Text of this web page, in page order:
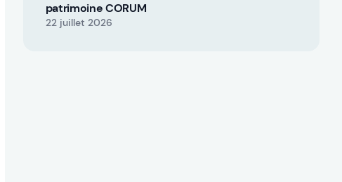
patrimoine CORUM
22 juillet 2026